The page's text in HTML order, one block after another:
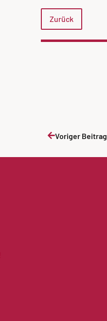
Zurück
Voriger Beitrag